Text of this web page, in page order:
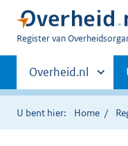
U
Register van
Primaire
navigatie
Andere
sites
binnen
Overheid.nl
U bent hier: Home